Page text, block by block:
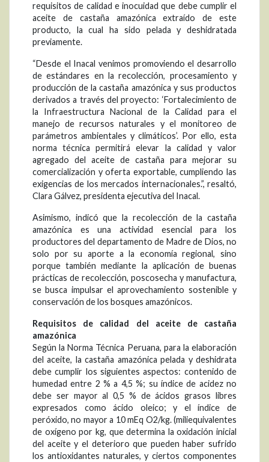
requisitos de calidad e inocuidad que debe cumplir el
aceite de castaña amazónica extraído de este
producto, la cual ha sido pelada y deshidratada
previamente.
“Desde el Inacal venimos promoviendo el desarrollo
de estándares en la recolección, procesamiento y
producción de la castaña amazónica y sus productos
derivados a través del proyecto: ‘Fortalecimiento de
la Infraestructura Nacional de la Calidad para el
manejo de recursos naturales y el monitoreo de
parámetros ambientales y climáticos’. Por ello, esta
norma técnica permitirá elevar la calidad y valor
agregado del aceite de castaña para mejorar su
comercialización y oferta exportable, cumpliendo las
exigencias de los mercados internacionales.”, resaltó,
Clara Gálvez, presidenta ejecutiva del Inacal.
Asimismo, indicó que la recolección de la castaña
amazónica es una actividad esencial para los
productores del departamento de Madre de Dios, no
solo por su aporte a la economía regional, sino
porque también mediante la aplicación de buenas
prácticas de recolección, poscosecha y manufactura,
se busca impulsar el aprovechamiento sostenible y
conservación de los bosques amazónicos.
Requisitos de calidad del aceite de castaña
amazónica
Según la Norma Técnica Peruana, para la elaboración
del aceite, la castaña amazónica pelada y deshidrata
debe cumplir los siguientes aspectos: contenido de
humedad entre 2 % a 4,5 %; su índice de acidez no
debe ser mayor al 0,5 % de ácidos grasos libres
expresados como ácido oleico; y el índice de
peróxido, no mayor a 10 mEq O2/kg. (miliequivalentes
de oxígeno por kg, que determina la oxidación inicial
del aceite y el deterioro que pueden haber sufrido
los antioxidantes naturales, y ciertos componentes